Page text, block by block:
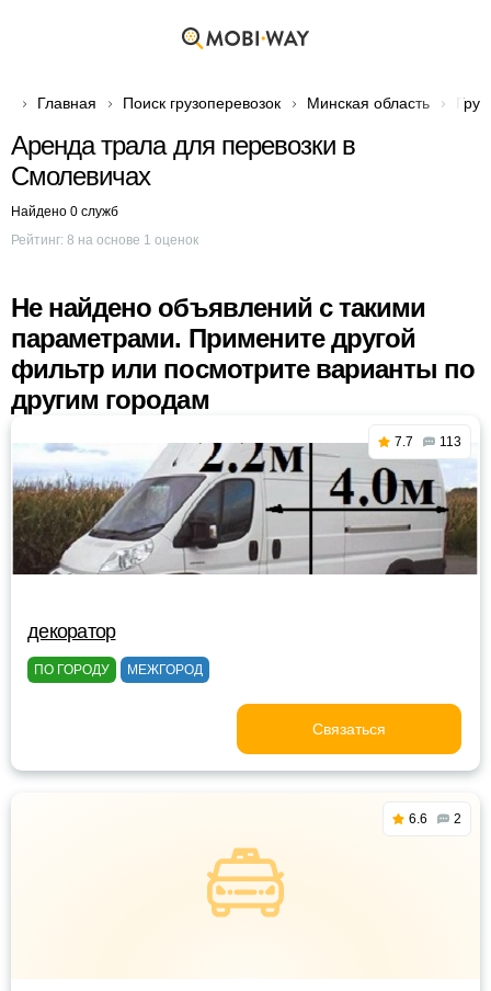
Главная Поиск грузоперевозок Минская область
Аренда трала для перевозки в
Смолевичах
Найдено 0 служб
Рейтинг: 8 на основе 1 оценок
Не найдено объявлений с такими
параметрами. Примените другой
фильтр или посмотрите варианты по
другим городам
7.7 113
декоратор
ПО ГОРОДУ МЕЖГОРОД
Связаться
6.6 2